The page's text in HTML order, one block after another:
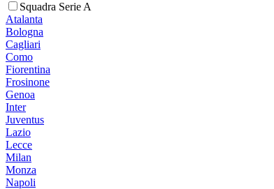
Squadra Serie A
Atalanta
Bologna
Cagliari
Como
Fiorentina
Frosinone
Genoa
Inter
Juventus
Lazio
Lecce
Milan
Monza
Napoli